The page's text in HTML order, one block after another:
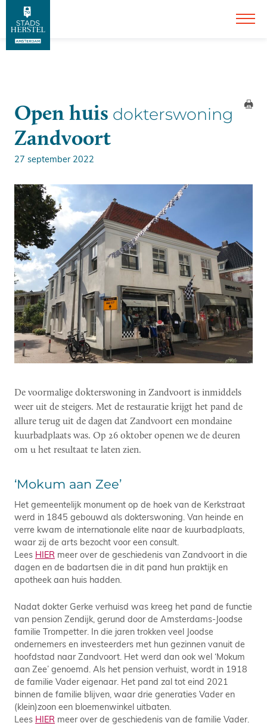
Open huis dokterswoning
Zandvoort
27 september 2022
De voormalige dokterswoning in Zandvoort is inmiddels
weer uit de steigers. Met de restauratie krijgt het pand de
allure terug uit de dagen dat Zandvoort een mondaine
kuurbadplaats was. Op 26 oktober openen we de deuren
om u het resultaat te laten zien.
‘Mokum aan Zee’
Het gemeentelijk monument op de hoek van de Kerkstraat
werd in 1845 gebouwd als dokterswoning. Van heinde en
verre kwam de internationale elite naar de kuurbadplaats,
waar zij de arts bezocht voor een consult.
Lees HIER meer over de geschiedenis van Zandvoort in die
dagen en de badartsen die in dit pand hun praktijk en
apotheek aan huis hadden.
Nadat dokter Gerke verhuisd was kreeg het pand de functie
van pension Zendijk, gerund door de Amsterdams-Joodse
familie Trompetter. In die jaren trokken veel Joodse
ondernemers en investeerders met hun gezinnen vanuit de
hoofdstad naar Zandvoort. Het werd dan ook wel ‘Mokum
aan Zee’ genoemd. Als het pension verhuist, wordt in 1918
de familie Vader eigenaar. Het pand zal tot eind 2021
binnen de familie blijven, waar drie generaties Vader en
(klein)zoon een bloemenwinkel uitbaten.
Lees HIER meer over de geschiedenis van de familie Vader.